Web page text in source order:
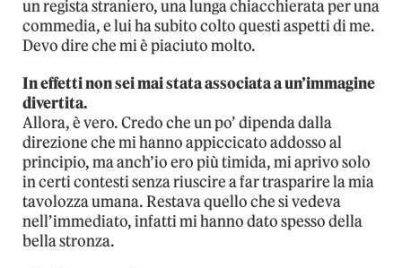
un regista straniero, una lunga chiacchierata per una
commedia, e lui ha subito colto questi aspetti di me.
Devo dire che mi è piaciuto molto.
In effetti non sei mai stata associata a un’immagine
divertita.
Allora, è vero. Credo che un po’ dipenda dalla
direzione che mi hanno appiccicato addosso al
principio, ma anch’io ero più timida, mi aprivo solo
in certi contesti senza riuscire a far trasparire la mia
tavolozza umana. Restava quello che si vedeva
nell’immediato, infatti mi hanno dato spesso della
bella stronza.